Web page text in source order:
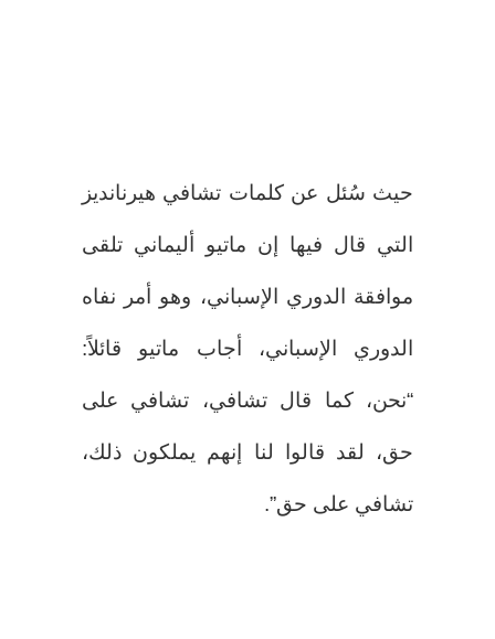
حيث سُئل عن كلمات تشافي هيرنانديز
التي قال فيها إن ماتيو أليماني تلقى
موافقة الدوري الإسباني، وهو أمر نفاه
الدوري الإسباني، أجاب ماتيو قائلاً:
“نحن، كما قال تشافي، تشافي على
حق، لقد قالوا لنا إنهم يملكون ذلك،
تشافي على حق”.